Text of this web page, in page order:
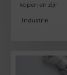
kopen en zijn
Industrie